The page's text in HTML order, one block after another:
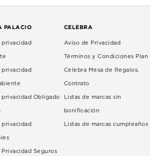
PALACIO
privacidad
privacidad
privacidad Obligado
privacidad
Privacidad Seguros
CELEBRA
Aviso de Privacidad
Términos y Condiciones Plan
Celebra Mesa de Regalos.
Contrato
Listas de marcas sin
bonificación
Listas de marcas cumpleaños